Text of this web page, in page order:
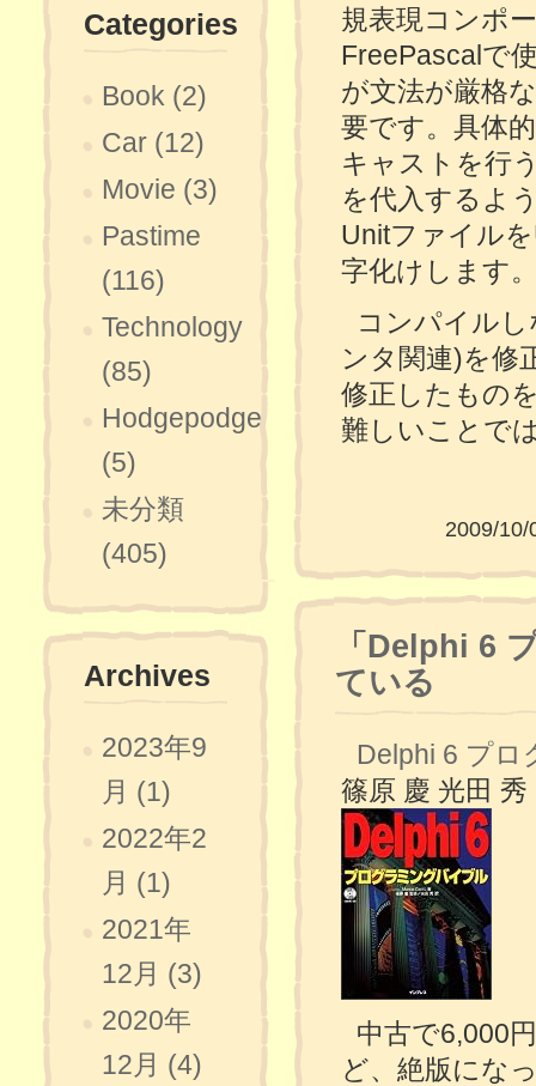
規表現コンポ
FreePascalで
が文法が厳格
要です。具体
キャストを行
を代入するよ
Unitファイル
字化けします
コンパイル
ンタ関連)を修
修正したもの
難しいことで
2009/
「Delphi 6
ている
Delphi 6 プ
篠原 慶 光田 秀
中古で6,000
ど、絶版にな
Categories
Book (2)
Car (12)
Movie (3)
Pastime
(116)
Technology
(85)
Hodgepodge
(5)
未分類
(405)
Archives
2023年9
月 (1)
2022年2
月 (1)
2021年
12月 (3)
2020年
12月 (4)